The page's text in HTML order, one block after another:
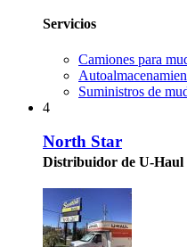
Servicios
Camiones para
Suministros de
4
North Star
Distribuidor de U-Haul